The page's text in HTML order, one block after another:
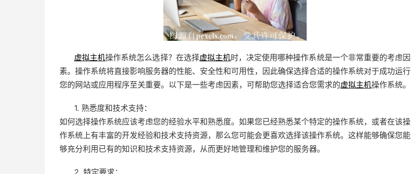
虚拟主机操作系统怎么选择？在选择虚拟主机时，决定使用哪种操作系统是一个非常重要的考虑因
素。操作系统将直接影响服务器的性能、安全性和可用性，因此确保选择合适的操作系统对于成功运行
您的网站或应用程序至关重要。以下是一些考虑因素，可帮助您选择适合您需求的虚拟主机操作系统。
1. 熟悉度和技术支持：
如何选择操作系统应该考虑您的经验水平和熟悉度。如果您已经熟悉某个特定的操作系统，或者在该操
作系统上有丰富的开发经验和技术支持资源，那么您可能会更喜欢选择该操作系统。这样能够确保您能
够充分利用已有的知识和技术支持资源，从而更好地管理和维护您的服务器。
2. 特定要求：